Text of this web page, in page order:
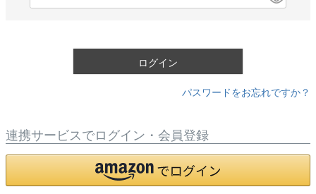
ログイン
パスワードをお忘れですか？
連携サービスでログイン・会員登録